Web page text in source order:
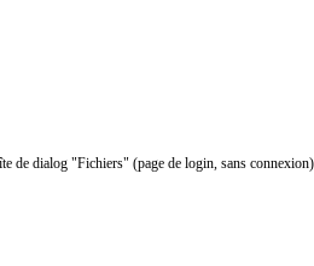
de dialog "Fichiers" (page de login, sans